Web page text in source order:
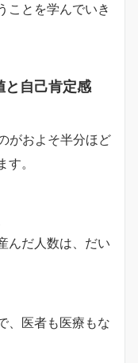
ことを学んでいき
と自己肯定感
がおよそ半分ほど
。
んだ人数は、だい
、医者も医療もな